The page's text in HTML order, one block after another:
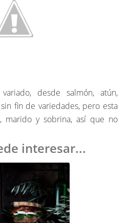
desde salmón, atún,
fin de variedades, pero esta
marido y sobrina, así que no
interesar...